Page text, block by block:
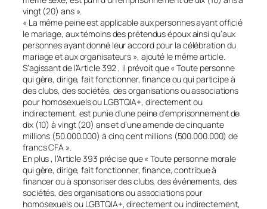
vingt (20) ans ».
« La même peine est applicable aux personnes ayant officié
le mariage, aux témoins des prétendus époux ainsi qu’aux
personnes ayant donné leur accord pour la célébration du
mariage et aux organisateurs », ajouté le même article.
S’agissant de l’Article 392 , il prévoit que « Toute personne
qui gère, dirige, fait fonctionner, finance ou qui participe à
des clubs, des sociétés, des organisations ou associations
pour homosexuels ou LGBTQIA+, directement ou
indirectement, est punie d’une peine d’emprisonnement de
dix (10) à vingt (20) ans et d’une amende de cinquante
millions (50.000.000) à cinq cent millions (500.000.000) de
francs CFA ».
En plus , l’Article 393 précise que « Toute personne morale
qui gère, dirige, fait fonctionner, finance, contribue à
financer ou à sponsoriser des clubs, des événements, des
sociétés, des organisations ou associations pour
homosexuels ou LGBTQIA+, directement ou indirectement,